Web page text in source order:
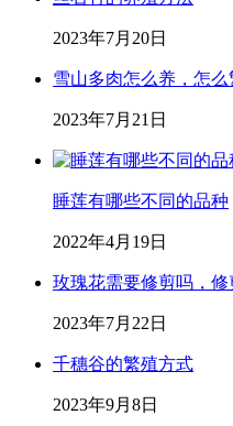
2023年7月20日
雪山多肉怎么养，怎么
2023年7月21日
睡莲有哪些不同的品种
2022年4月19日
玫瑰花需要修剪吗，
2023年7月22日
千穗谷的繁殖方式
2023年9月8日